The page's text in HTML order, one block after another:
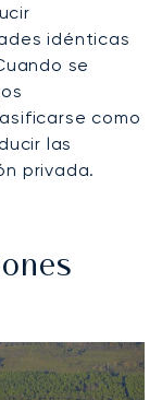
idénticas
se
como
las
privada.